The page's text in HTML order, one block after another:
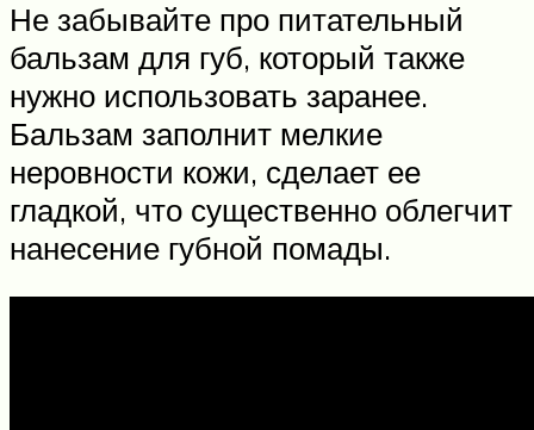
Не забывайте про питательный
бальзам для губ, который также
нужно использовать заранее.
Бальзам заполнит мелкие
неровности кожи, сделает ее
гладкой, что существенно облегчит
нанесение губной помады.